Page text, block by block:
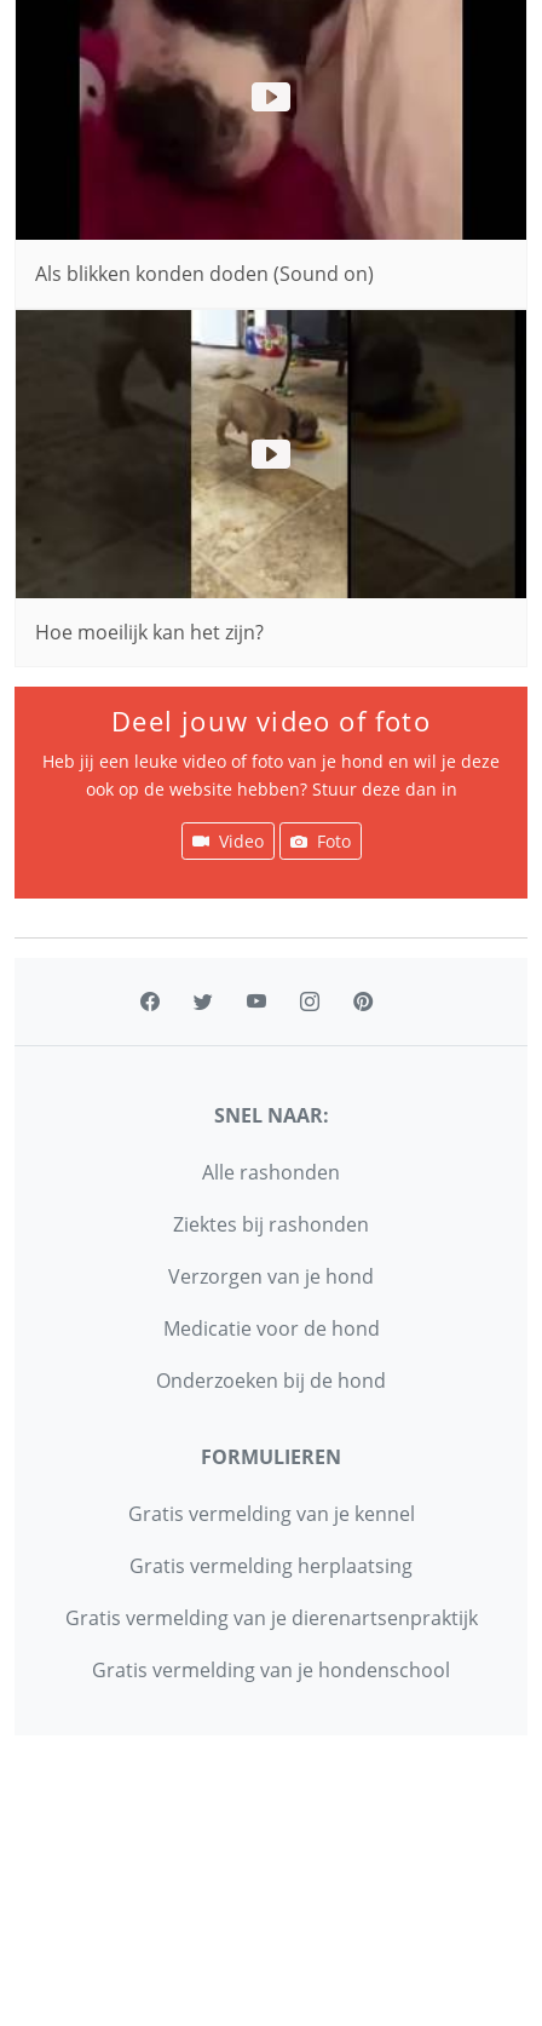
Als blikken konden doden (Sound on)
Hoe moeilijk kan het zijn?
Deel jouw video of foto
Heb jij een leuke video of foto van je hond en wil je deze
ook op de website hebben? Stuur deze dan in
Video Foto
SNEL NAAR:
Alle rashonden
Ziektes bij rashonden
Verzorgen van je hond
Medicatie voor de hond
Onderzoeken bij de hond
FORMULIEREN
Gratis vermelding van je kennel
Gratis vermelding herplaatsing
Gratis vermelding van je dierenartsenpraktijk
Gratis vermelding van je hondenschool